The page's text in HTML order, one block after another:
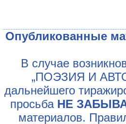
Опубликованные
В случае
„ПОЭЗИЯ И
дальнейшего
просьба НЕ
материалов.